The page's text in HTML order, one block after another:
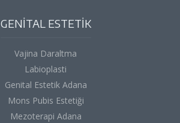
GENİTAL ESTETİK
Vajina Daraltma
Labioplasti
Genital Estetik Adana
Mons Pubis Estetiği
Mezoterapi Adana